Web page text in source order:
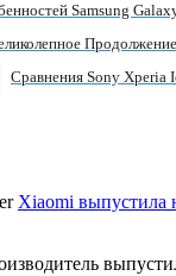
Samsung
Сравнения Sony Xperia
Xiaomi выпустила